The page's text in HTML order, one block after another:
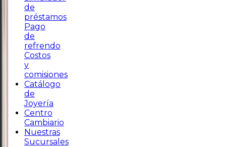
de
préstamos
Pago
de
refrendo
Costos
y
comisiones
Catálogo
de
Joyería
Centro
Cambiario
Nuestras
Sucursales